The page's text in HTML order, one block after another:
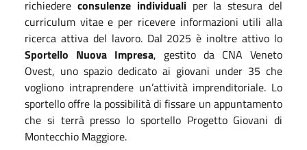
richiedere consulenze individualiper la stesura del
curriculum vitae e per ricevere informazioni utili alla
ricerca attiva del lavoro. Dal 2025 è inoltre attivo lo
Sportello Nuova Impresa, gestito da CNA Veneto
Ovest, uno spazio dedicato ai giovani under 35 che
vogliono intraprendere un’attività imprenditoriale. Lo
sportello offre la possibilità di fissare un appuntamento
che si terrà presso lo sportello Progetto Giovani di
Montecchio Maggiore.